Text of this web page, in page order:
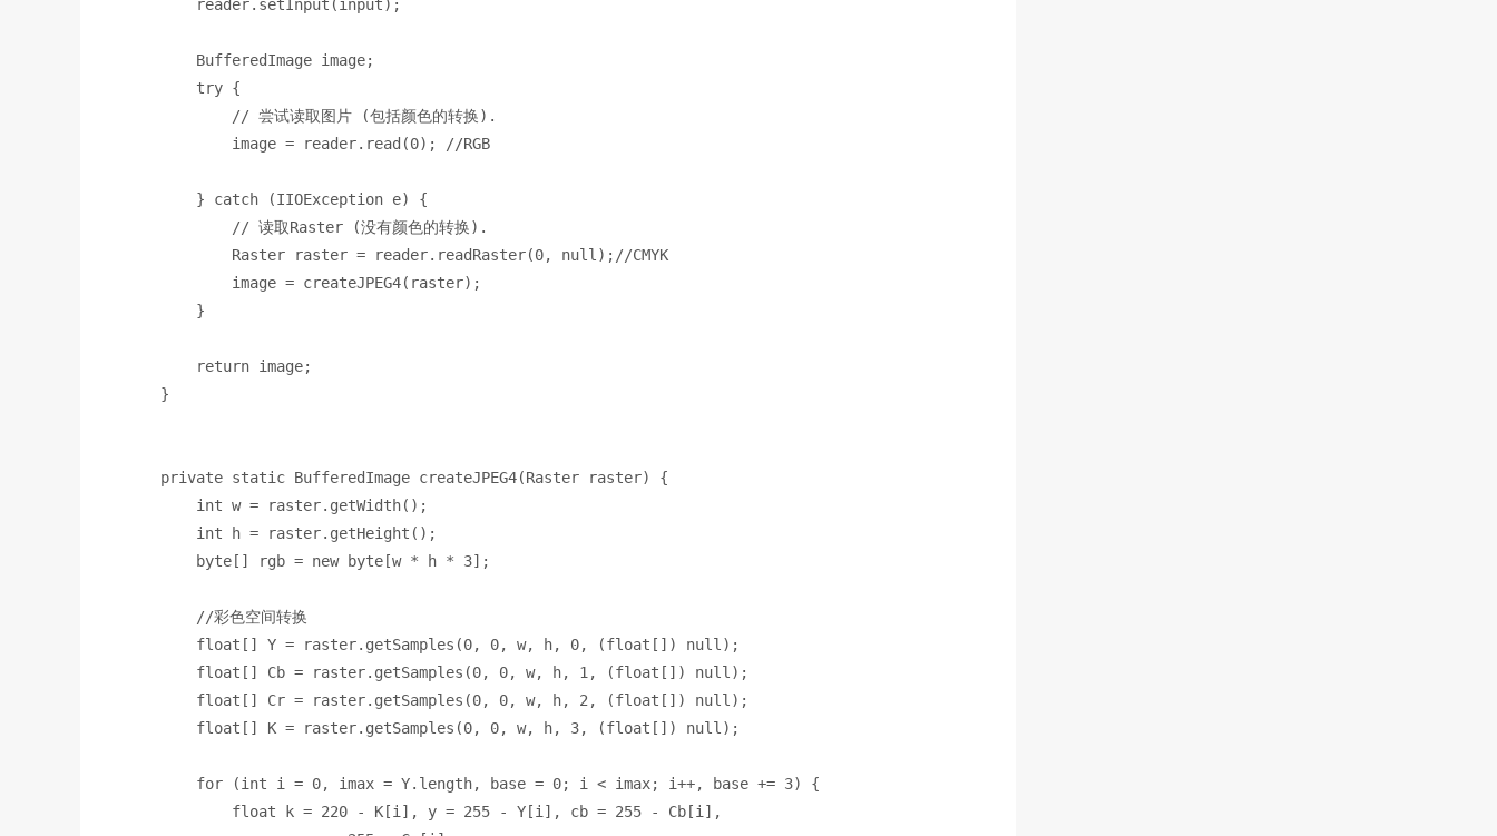
reader.setInput(input) ;
BufferedImage image;
        try
{
// 尝试读取图片 (包括颜色的转换).
image = reader.read(0) ; //RGB
} catch
(IIOException e) {
// 读取Raster (没有颜色的转换).
Raster raster = reader.readRaster(0, null ) ; //CMYK
image = createJPEG4(raster) ;
}
return image;
}
private static BufferedImage createJPEG4(Raster raster) {
int w = raster.getWidth() ;
        int
h = raster.getHeight() ;
        byte
[] rgb = new byte [w * h * 3] ;
//彩色空间转换
float [] Y = raster.getSamples(0, 0, w, h, 0, (float []) null ) ;
        float
[] Cb = raster.getSamples(0, 0, w, h, 1 , (float []) null ) ;
        float
[] Cr = raster.getSamples(0, 0, w, h, 2 , (float []) null ) ;
        float
[] K = raster.getSamples(0, 0, w, h, 3, (float []) null ) ;
        for
(int i = 0, imax = Y. length, base = 0; i < imax; i++, base += 3) {
float
k = 220 - K[i] , y = 255 - Y[i] , cb = 255 - Cb[i] ,